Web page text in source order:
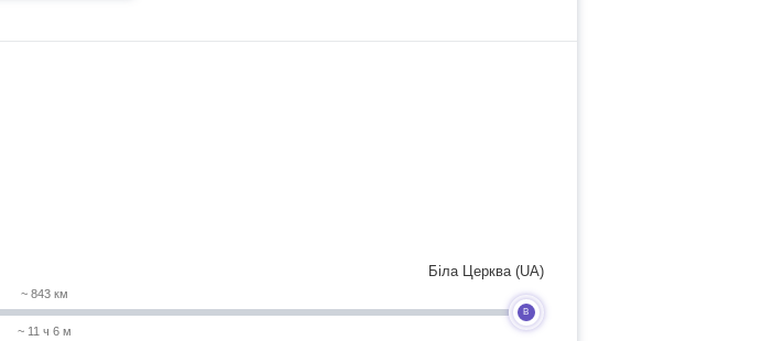
~ 843 км
~ 11 ч 6 м
B
Біла Церква (UA)